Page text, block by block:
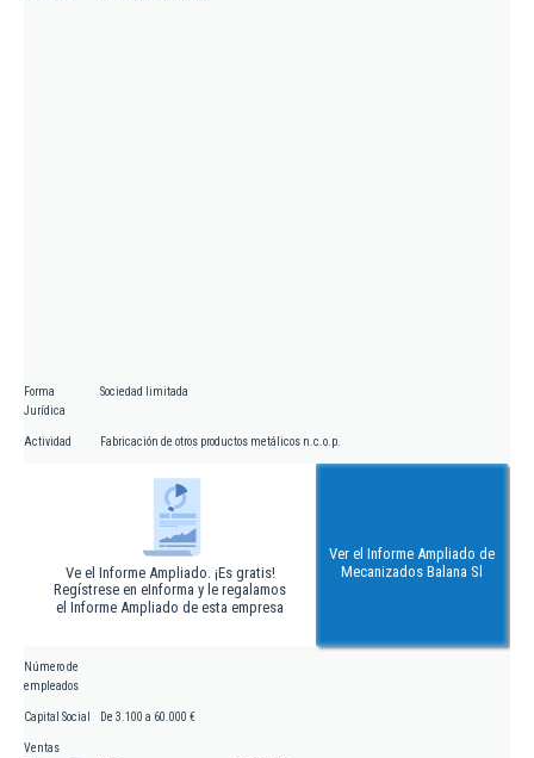
Forma
Jurídica
Sociedad limitada
Actividad Fabricación de otros productos metálicos n.c.o.p.
Ve el Informe Ampliado. ¡Es gratis!
Regístrese en eInforma y le regalamos
el Informe Ampliado de esta empresa
Ver el Informe Ampliado de
Mecanizados Balana Sl
Número de
empleados
Capital Social De 3.100 a 60.000 €
Ventas